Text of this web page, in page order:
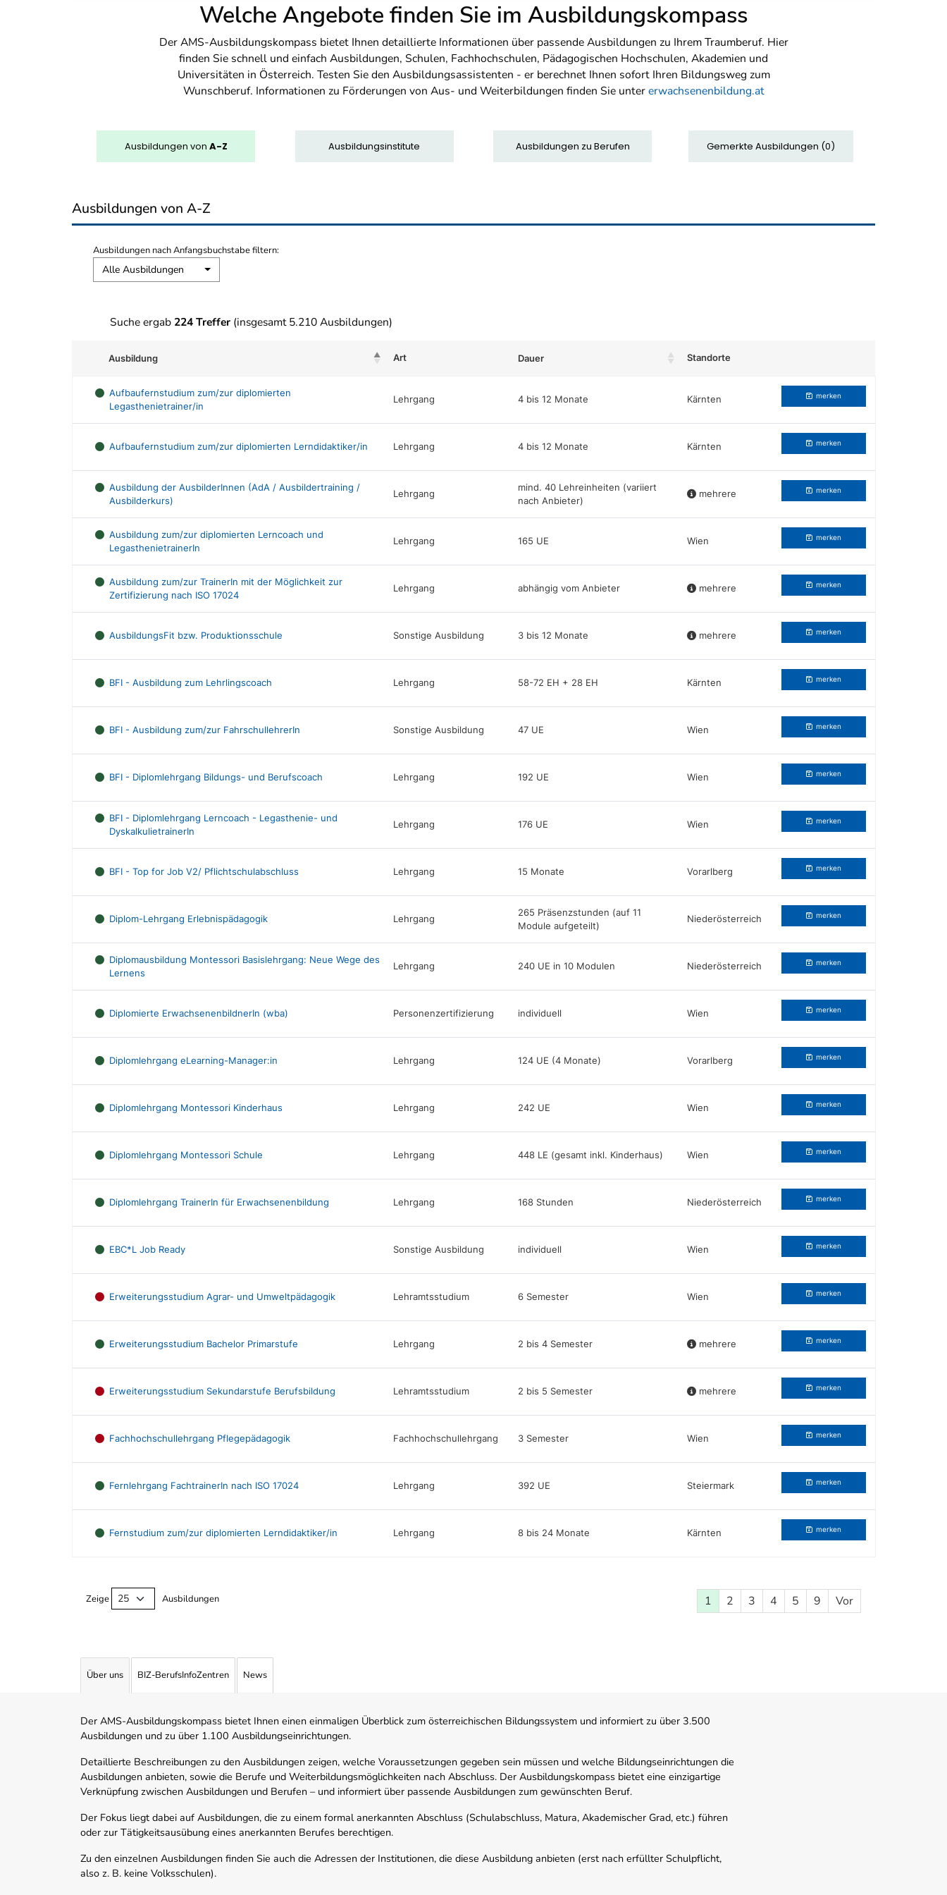
Welche Angebote finden Sie im Ausbildungskompass
Der AMS-Ausbildungskompass bietet Ihnen detaillierte Informationen über passende Ausbildungen zu Ihrem Traumberuf. Hier
finden Sie schnell und einfach Ausbildungen, Schulen, Fachhochschulen, Pädagogischen Hochschulen, Akademien und
Universitäten in Österreich. Testen Sie den Ausbildungsassistenten - er berechnet Ihnen sofort Ihren Bildungsweg zum
Wunschberuf. Informationen zu Förderungen von Aus- und Weiterbildungen finden Sie untererwachsenenbildung.at
Ausbildungen von A-Z Ausbildungsinstitute Ausbildungen zu Berufen Gemerkte Ausbildungen (0)
Ausbildungen von A-Z
Ausbildungen nach Anfangsbuchstabe filtern:
Alle Ausbildungen
Suche ergab 224 Treffer (insgesamt 5.210 Ausbildungen)
Ausbildung Art Dauer Standorte
Aufbaufernstudium zum/zur diplomierten
Legasthenietrainer/in
Lehrgang 4 bis 12 Monate Kärnten merken
Aufbaufernstudium zum/zur diplomierten Lerndidaktiker/in Lehrgang 4 bis 12 Monate Kärnten merken
Ausbildung der AusbilderInnen (AdA / Ausbildertraining /
Ausbilderkurs)
Lehrgang
mind. 40 Lehreinheiten (variiert
nach Anbieter)
mehrere merken
Ausbildung zum/zur diplomierten Lerncoach und
LegasthenietrainerIn
Lehrgang 165 UE Wien merken
Ausbildung zum/zur TrainerIn mit der Möglichkeit zur
Zertifizierung nach ISO 17024
Lehrgang abhängig vom Anbieter mehrere merken
AusbildungsFit bzw. Produktionsschule Sonstige Ausbildung 3 bis 12 Monate mehrere merken
BFI - Ausbildung zum Lehrlingscoach Lehrgang 58-72 EH + 28 EH Kärnten merken
BFI - Ausbildung zum/zur FahrschullehrerIn Sonstige Ausbildung 47 UE Wien merken
BFI - Diplomlehrgang Bildungs- und Berufscoach Lehrgang 192 UE Wien merken
BFI - Diplomlehrgang Lerncoach - Legasthenie- und
DyskalkulietrainerIn
Lehrgang 176 UE Wien merken
BFI - Top for Job V2/ Pflichtschulabschluss Lehrgang 15 Monate Vorarlberg merken
Diplom-Lehrgang Erlebnispädagogik Lehrgang
265 Präsenzstunden (auf 11
Module aufgeteilt)
Niederösterreich merken
Diplomausbildung Montessori Basislehrgang: Neue Wege des
Lernens
Lehrgang 240 UE in 10 Modulen Niederösterreich merken
Diplomierte ErwachsenenbildnerIn (wba) Personenzertifizierung individuell Wien merken
Diplomlehrgang eLearning-Manager:in Lehrgang 124 UE (4 Monate) Vorarlberg merken
Diplomlehrgang Montessori Kinderhaus Lehrgang 242 UE Wien merken
Diplomlehrgang Montessori Schule Lehrgang 448 LE (gesamt inkl. Kinderhaus) Wien merken
Diplomlehrgang TrainerIn für Erwachsenenbildung Lehrgang 168 Stunden Niederösterreich merken
EBC*L Job Ready Sonstige Ausbildung individuell Wien merken
Erweiterungsstudium Agrar- und Umweltpädagogik Lehramtsstudium 6 Semester Wien merken
Erweiterungsstudium Bachelor Primarstufe Lehrgang 2 bis 4 Semester mehrere merken
Erweiterungsstudium Sekundarstufe Berufsbildung Lehramtsstudium 2 bis 5 Semester mehrere merken
Fachhochschullehrgang Pflegepädagogik Fachhochschullehrgang 3 Semester Wien merken
Fernlehrgang FachtrainerIn nach ISO 17024 Lehrgang 392 UE Steiermark merken
Fernstudium zum/zur diplomierten Lerndidaktiker/in Lehrgang 8 bis 24 Monate Kärnten merken
Zeige Ausbildungen 1 2 3 4 5 9 Vor
Über uns BIZ-BerufsInfoZentren News
Der AMS-Ausbildungskompass bietet Ihnen einen einmaligen Überblick zum österreichischen Bildungssystem und informiert zu über 3.500
Ausbildungen und zu über 1.100 Ausbildungseinrichtungen.
Detaillierte Beschreibungen zu den Ausbildungen zeigen, welche Voraussetzungen gegeben sein müssen und welche Bildungseinrichtungen die
Ausbildungen anbieten, sowie die Berufe und Weiterbildungsmöglichkeiten nach Abschluss. Der Ausbildungskompass bietet eine einzigartige
Verknüpfung zwischen Ausbildungen und Berufen – und informiert über passende Ausbildungen zum gewünschten Beruf.
Der Fokus liegt dabei auf Ausbildungen, die zu einem formal anerkannten Abschluss (Schulabschluss, Matura, Akademischer Grad, etc.) führen
oder zur Tätigkeitsausübung eines anerkannten Berufes berechtigen.
Zu den einzelnen Ausbildungen finden Sie auch die Adressen der Institutionen, die diese Ausbildung anbieten (erst nach erfüllter Schulpflicht,
also z. B. keine Volksschulen).